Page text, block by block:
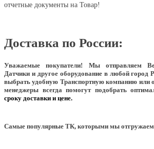
отчетные документы на Товар!
Доставка по России:
Уважаемые покупатели! Мы отправляем
Датчики и другое оборудование в любой город
выбрать удобную Транспортную компанию или
менеджеры всегда помогут подобрать
сроку доставки и цене.
Самые популярные ТК, которыми мы